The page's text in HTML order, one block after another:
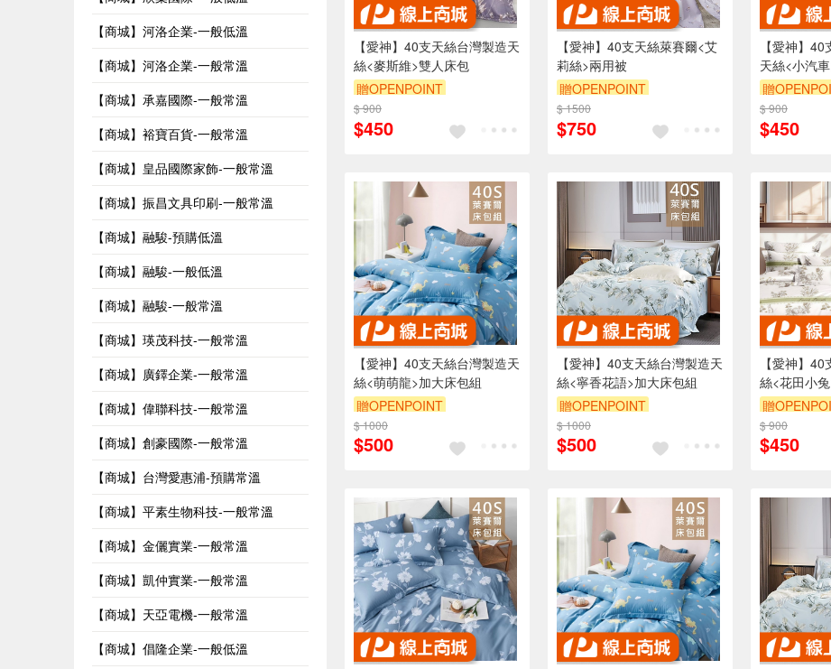
【商城】河洛企業-一般低溫
【商城】河洛企業-一般常溫
【商城】承嘉國際-一般常溫
【商城】裕寶百貨-一般常溫
【商城】皇品國際家飾-一般常溫
【商城】振昌文具印刷-一般常溫
【商城】融駿-預購低溫
【商城】融駿-一般低溫
【商城】融駿-一般常溫
【商城】瑛茂科技-一般常溫
【商城】廣鐸企業-一般常溫
【商城】偉聯科技-一般常溫
【商城】創豪國際-一般常溫
【商城】台灣愛惠浦-預購常溫
【商城】平素生物科技-一般常溫
【商城】金儷實業-一般常溫
【商城】凱仲實業-一般常溫
【商城】天亞電機-一般常溫
【商城】倡隆企業-一般低溫
【愛神】40支天絲台灣製造天
絲<麥斯維>雙人床包
贈OPENPOINT
$ 900
$450
【愛神】40支天絲萊賽爾<艾
莉絲>兩用被
贈OPENPOINT
$ 1500
$750
【愛神】
天絲<小汽
贈
$ 900
$450
【愛神】40支天絲台灣製造天
絲<萌萌龍>加大床包組
贈OPENPOINT
$ 1000
$500
【愛神】40支天絲台灣製造天
絲<寧香花語>加大床包組
贈OPENPOINT
$ 1000
$500
【愛神】
絲<花田小
贈
$ 900
$450